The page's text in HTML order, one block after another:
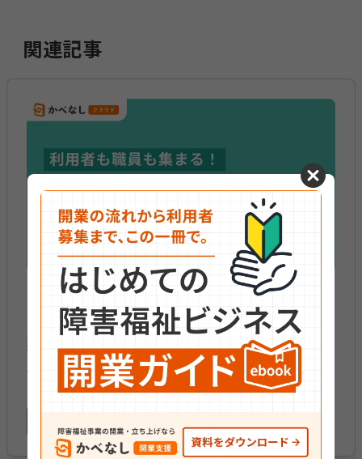
関連記事
開業支援
利用者も職員も集まる！ 障害福祉事業者のた
めのホームページ作成術
2026年04月17日
cancel